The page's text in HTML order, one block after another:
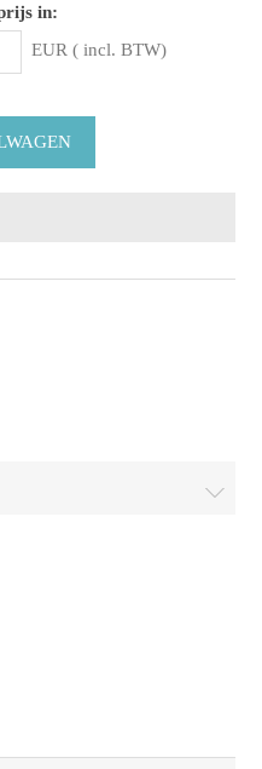
in:
EUR ( incl. BTW)